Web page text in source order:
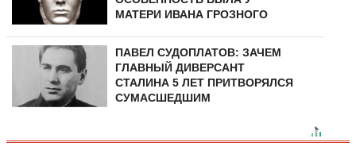
МАТЕРИ ИВАНА ГРОЗНОГО
ПАВЕЛ СУДОПЛАТОВ: ЗАЧЕМ
ГЛАВНЫЙ ДИВЕРСАНТ
СТАЛИНА 5 ЛЕТ ПРИТВОРЯЛСЯ
СУМАСШЕДШИМ